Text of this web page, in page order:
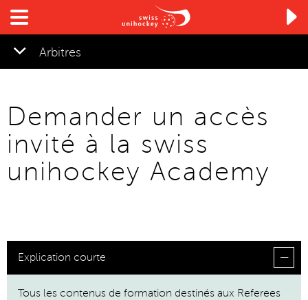

Arbitres
Demander un accès
invité à la swiss
unihockey Academy
Explication courte
Tous les contenus de formation destinés aux Referees